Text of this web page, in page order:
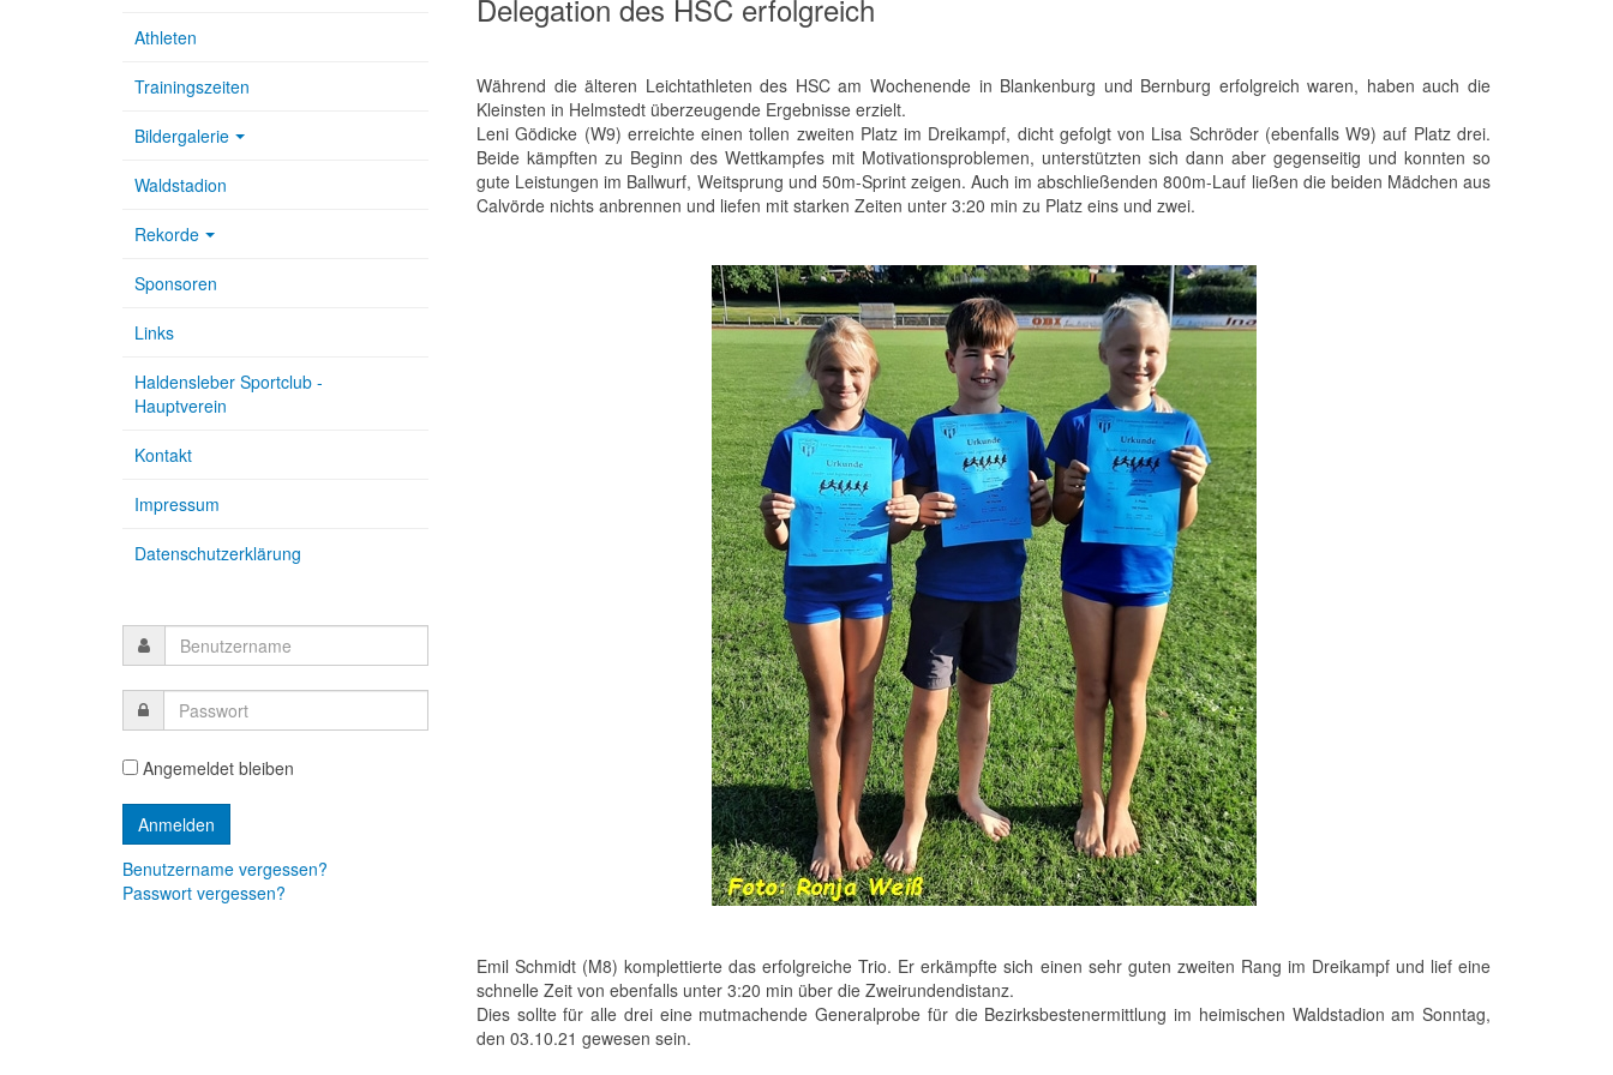
Delegation des HSC erfolgreich
Während die älteren Leichtathleten des HSC am Wochenende in Blankenburg und Bernburg erfolgreich waren, haben auch die
Kleinsten in Helmstedt überzeugende Ergebnisse erzielt.
Leni Gödicke (W9) erreichte einen tollen zweiten Platz im Dreikampf, dicht gefolgt von Lisa Schröder (ebenfalls W9) auf Platz drei.
Beide kämpften zu Beginn des Wettkampfes mit Motivationsproblemen, unterstützten sich dann aber gegenseitig und konnten so
gute Leistungen im Ballwurf, Weitsprung und 50m-Sprint zeigen. Auch im abschließenden 800m-Lauf ließen die beiden Mädchen aus
Calvörde nichts anbrennen und liefen mit starken Zeiten unter 3:20 min zu Platz eins und zwei.
Emil Schmidt (M8) komplettierte das erfolgreiche Trio. Er erkämpfte sich einen sehr guten zweiten Rang im Dreikampf und lief eine
schnelle Zeit von ebenfalls unter 3:20 min über die Zweirundendistanz.
Dies sollte für alle drei eine mutmachende Generalprobe für die Bezirksbestenermittlung im heimischen Waldstadion am Sonntag,
den 03.10.21 gewesen sein.
Athleten
Trainingszeiten
Bildergalerie
Waldstadion
Rekorde
Sponsoren
Links
Haldensleber Sportclub -
Hauptverein
Kontakt
Impressum
Datenschutzerklärung
Angemeldet bleiben
Benutzername vergessen?
Passwort vergessen?